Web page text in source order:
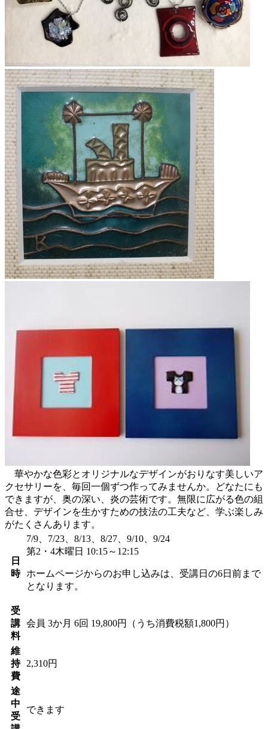
華やかな色彩とオリジナルなデザインがおりなす美しいア
クセサリーを、毎回一個ずつ作ってみませんか。どなたにも
できますが、奥の深い、炎の芸術です。無限に広がる色の組
合せ、デザインを生かすための技法の工夫など、学ぶ楽しみ
がたくさんあります。
日
時
7/9、7/23、8/13、8/27、9/10、9/24
第2・4木曜日 10:15～12:15
ホームページからのお申し込みは、受講日の6日前まで
となります。
受
講
料
会員 3か月 6回 19,800円（うち消費税額1,800円）
維
持
費
2,310円
途
中
受
できます